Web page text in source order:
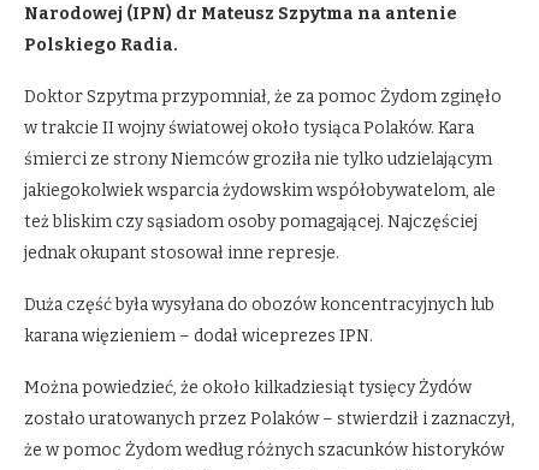
Narodowej (IPN) dr Mateusz Szpytma na antenie
Polskiego Radia.
Doktor Szpytma przypomniał, że za pomoc Żydom zginęło
w trakcie II wojny światowej około tysiąca Polaków. Kara
śmierci ze strony Niemców groziła nie tylko udzielającym
jakiegokolwiek wsparcia żydowskim współobywatelom, ale
też bliskim czy sąsiadom osoby pomagającej. Najczęściej
jednak okupant stosował inne represje.
Duża część była wysyłana do obozów koncentracyjnych lub
karana więzieniem – dodał wiceprezes IPN.
Można powiedzieć, że około kilkadziesiąt tysięcy Żydów
zostało uratowanych przez Polaków – stwierdził i zaznaczył,
że w pomoc Żydom według różnych szacunków historyków